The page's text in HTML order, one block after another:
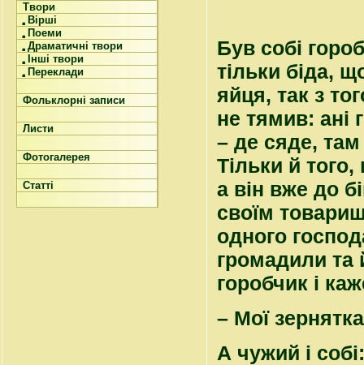
Твори
Вірші
Поеми
Драматичні твори
Інші твори
Переклади
Фольклорні записи
Листи
Фотогалерея
Статті
Був собі
тільки біда,
яйця, так з
не тямив: ані
– де сяде, там
Тільки й
а він вже до
своїм
одного
громадили та
горобчик і
– Мої
А чужий і собі: